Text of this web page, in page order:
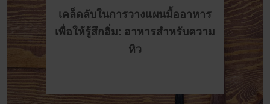
เคล็ดลับในการวางแผนมื้ออาหาร
เพื่อให้รู้สึกอิ่ม: อาหารสำหรับความ
หิว